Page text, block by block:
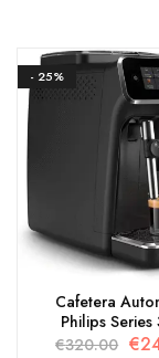
- 25%
Cafetera
Philips
€320.00 €